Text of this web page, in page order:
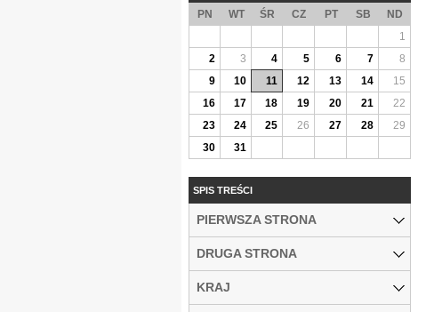
PN WT ŚR CZ PT SB
ND
1
2
3 4 5 6 7
8
9
10 11 12 13 14
15
16
17 18 19 20 21
22
23
24 25 26 27 28
29
30
31
SPIS TREŚCI
PIERWSZA STRONA
DRUGA STRONA
KRAJ